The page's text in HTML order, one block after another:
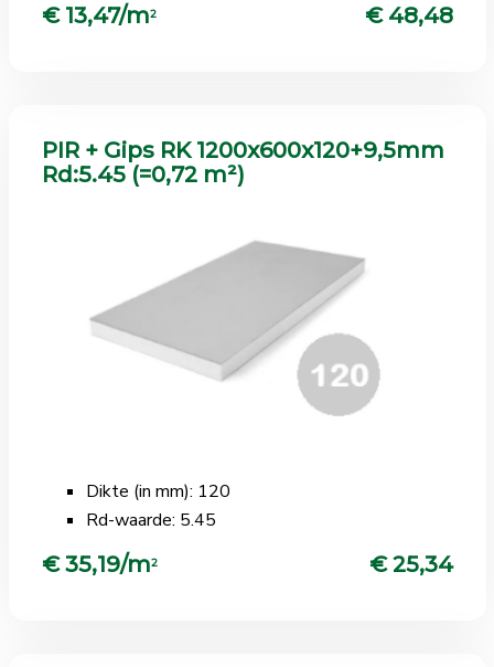
€ 13,47/m2 € 48,48
PIR + Gips RK 1200x600x120+9,5mm
Rd:5.45 (=0,72 m²)
Dikte (in mm): 120
Rd-waarde: 5.45
€ 35,19/m2 € 25,34